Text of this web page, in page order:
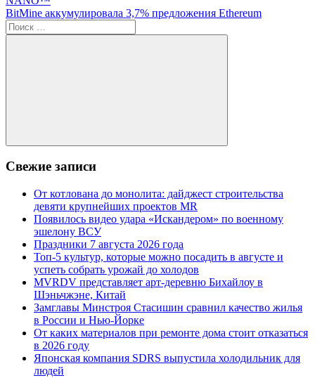
по
записям
Следующая
запись:
BitMine аккумулировала 3,7% предложения Ethereum
Поиск
для:
Поиск
Свежие записи
От котлована до монолита: дайджест строительства
девяти крупнейших проектов MR
Появилось видео удара «Искандером» по военному
эшелону ВСУ
Праздники 7 августа 2026 года
Топ-5 культур, которые можно посадить в августе и
успеть собрать урожай до холодов
MVRDV представляет арт-деревню Бихайлоу в
Шэньчжэне, Китай
Замглавы Минстроя Стасишин сравнил качество жилья
в России и Нью-Йорке
От каких материалов при ремонте дома стоит отказаться
в 2026 году
Японская компания SDRS выпустила холодильник для
людей